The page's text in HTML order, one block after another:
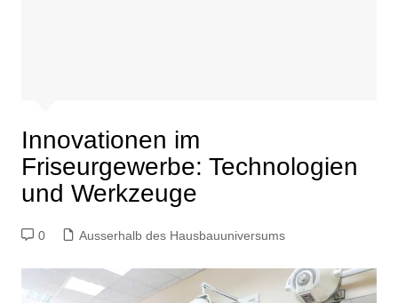
Innovationen im
Friseurgewerbe: Technologien
und Werkzeuge
0 Ausserhalb des Hausbauuniversums